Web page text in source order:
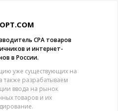
CPA товаров
и интернет-
в России.
уже существующих на
разрабатываем
ввода на рынок
товаров и их